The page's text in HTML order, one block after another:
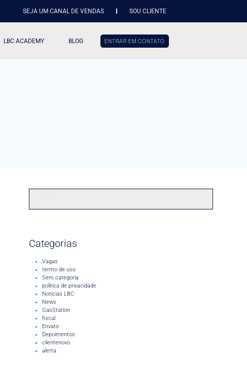
SEJA UM CANAL DE VENDAS SOU CLIENTE
LBC ACADEMY BLOG ENTRAR EM CONTATO
Categorias
Vagas
termo de uso
Sem categoria
politica de privacidade
Noticias LBC
News
GasStation
fiscal
Envato
Depoimentos
clientenovo
alerta